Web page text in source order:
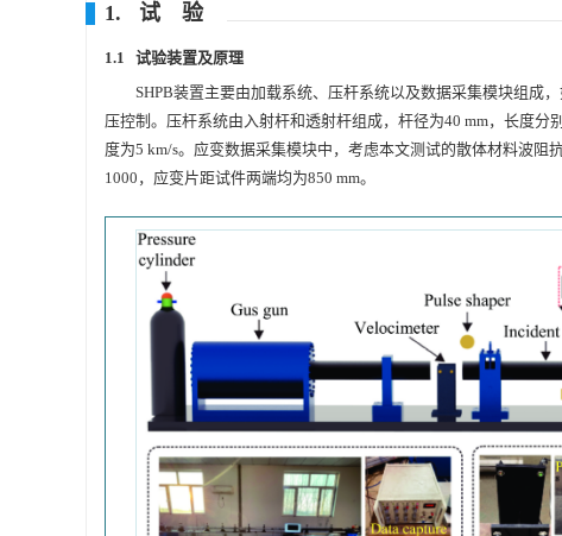
1. 试 验
1.1 试验装置及原理
SHPB装置主要由加载系统、压杆系统以及数据采集模块组成，
压控制。压杆系统由入射杆和透射杆组成，杆径为40 mm，长度分
度为5 km/s。应变数据采集模块中，考虑本文测试的散体材料波
1000 ，应变片距试件两端均为850 mm。